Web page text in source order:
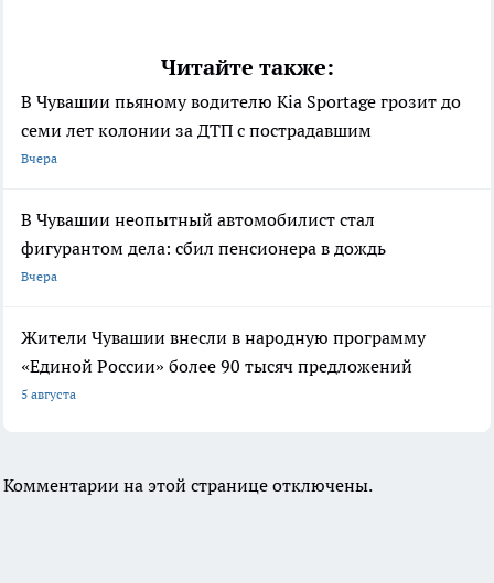
Читайте также:
В Чувашии пьяному водителю Kia Sportage грозит до
семи лет колонии за ДТП с пострадавшим
Вчера
В Чувашии неопытный автомобилист стал
фигурантом дела: сбил пенсионера в дождь
Вчера
Жители Чувашии внесли в народную программу
«Единой России» более 90 тысяч предложений
5 августа
Комментарии на этой странице отключены.